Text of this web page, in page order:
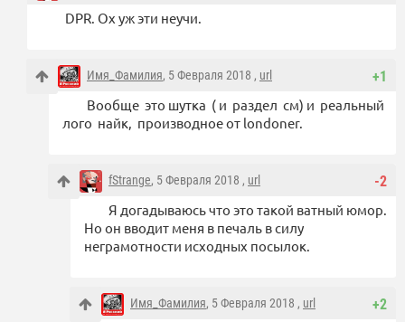
DPR. Ох уж эти неучи.
+1
Имя_Фамилия, 5 Февраля 2018 , url
Вообще это шутка ( и раздел см) и реальный
лого найк, производное от londoner.
-2
fStrange, 5 Февраля 2018 , url
Я догадываюсь что это такой ватный юмор.
Но он вводит меня в печаль в силу
неграмотности исходных посылок.
+2
Имя_Фамилия, 5 Февраля 2018 , url